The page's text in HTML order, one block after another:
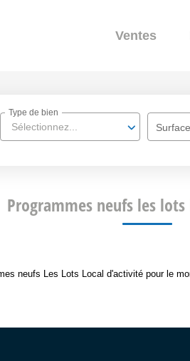
Ventes
Sélectionnez...
Type de bien
Programmes neufs les
neufs Les Lots Local d'activité pour le